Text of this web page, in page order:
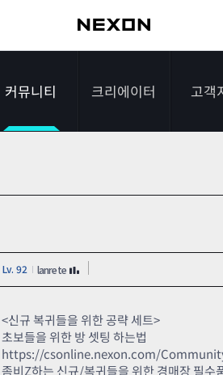
커뮤니티
아이디어게시판
스튜디오 홍보
클래스 월페이퍼
크리에이터 고객
Lv. 92 lanrete
<신규 복귀들을 위한 공략 세트>
초보들을 위한 방 셋팅 하는법
https://csonline.nexon.com/
좀비Z하는 신규/복귀들을 위한 경매장 필수